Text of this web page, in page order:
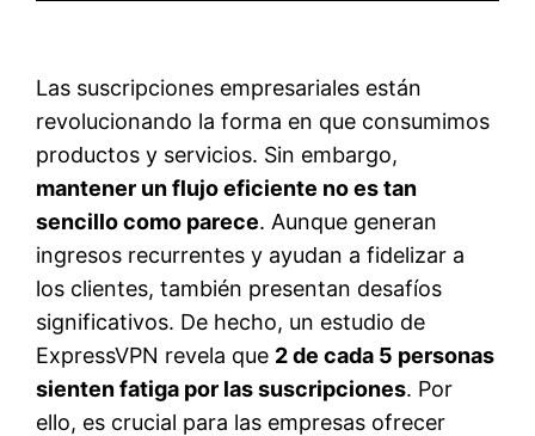
Las suscripciones empresariales están
revolucionando la forma en que consumimos
productos y servicios. Sin embargo,
mantener un flujo eficiente no es tan
sencillo como parece. Aunque generan
ingresos recurrentes y ayudan a fidelizar a
los clientes, también presentan desafíos
significativos. De hecho, un estudio de
ExpressVPN revela que 2 de cada 5 personas
sienten fatiga por las suscripciones. Por
ello, es crucial para las empresas ofrecer